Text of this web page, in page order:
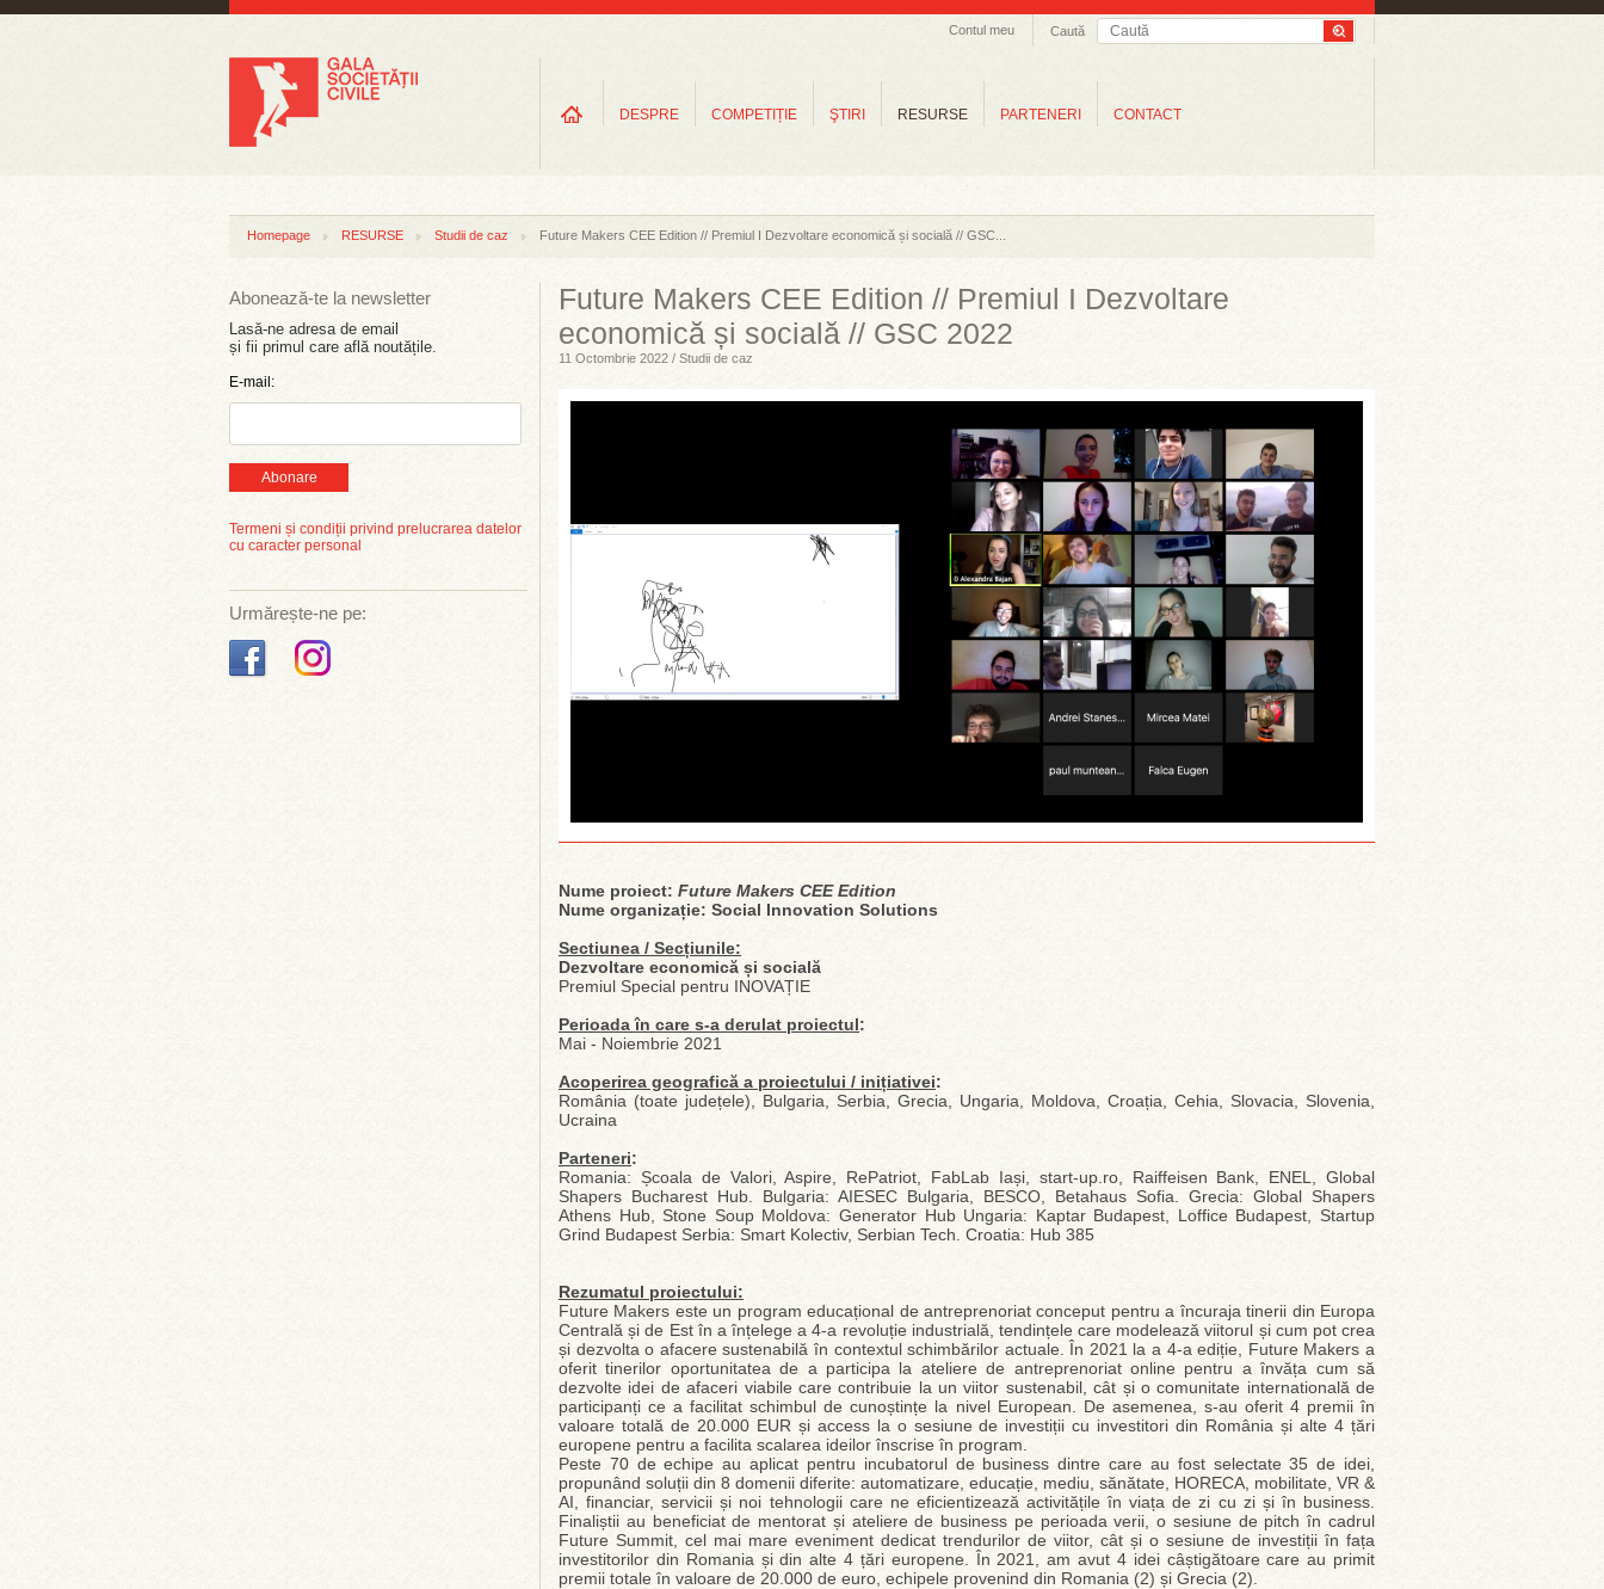
Caută
Contul meu
DESPRE COMPETIȚIE ŞTIRI RESURSE PARTENERI CONTACT
Homepage RESURSE Studii de caz Future Makers CEE Edition // Premiul I Dezvoltare economică și socială // GSC...
Abonează-te la newsletter
Lasă-ne adresa de email
și fii primul care află noutățile.
E-mail:
Abonare
Termeni și condiții privind prelucrarea datelor
cu caracter personal
Urmărește-ne pe:
Future Makers CEE Edition // Premiul I Dezvoltare
economică și socială // GSC 2022
11 Octombrie 2022 / Studii de caz
Nume proiect: Future Makers CEE Edition
Nume organizație: Social Innovation Solutions
Sectiunea / Secțiunile:
Dezvoltare economică și socială
Premiul Special pentru INOVAȚIE
Perioada în care s-a derulat proiectul:
Mai - Noiembrie 2021
Acoperirea geografică a proiectului / inițiativei:
România (toate județele), Bulgaria, Serbia, Grecia, Ungaria, Moldova, Croația, Cehia, Slovacia, Slovenia,
Ucraina
Parteneri:
Romania: Școala de Valori, Aspire, RePatriot, FabLab Iași, start-up.ro, Raiffeisen Bank, ENEL, Global
Shapers Bucharest Hub. Bulgaria: AIESEC Bulgaria, BESCO, Betahaus Sofia. Grecia: Global Shapers
Athens Hub, Stone Soup Moldova: Generator Hub Ungaria: Kaptar Budapest, Loffice Budapest, Startup
Grind Budapest Serbia: Smart Kolectiv, Serbian Tech. Croatia: Hub 385
Rezumatul proiectului:
Future Makers este un program educațional de antreprenoriat conceput pentru a încuraja tinerii din Europa
Centrală și de Est în a înțelege a 4-a revoluție industrială, tendințele care modelează viitorul și cum pot crea
și dezvolta o afacere sustenabilă în contextul schimbărilor actuale. În 2021 la a 4-a ediție, Future Makers a
oferit tinerilor oportunitatea de a participa la ateliere de antreprenoriat online pentru a învăța cum să
dezvolte idei de afaceri viabile care contribuie la un viitor sustenabil, cât și o comunitate internatională de
participanți ce a facilitat schimbul de cunoștințe la nivel European. De asemenea, s-au oferit 4 premii în
valoare totală de 20.000 EUR și access la o sesiune de investiții cu investitori din România și alte 4 țări
europene pentru a facilita scalarea ideilor înscrise în program.
Peste 70 de echipe au aplicat pentru incubatorul de business dintre care au fost selectate 35 de idei,
propunând soluții din 8 domenii diferite: automatizare, educație, mediu, sănătate, HORECA, mobilitate, VR &
AI, financiar, servicii și noi tehnologii care ne eficientizează activitățile în viața de zi cu zi și în business.
Finaliștii au beneficiat de mentorat și ateliere de business pe perioada verii, o sesiune de pitch în cadrul
Future Summit, cel mai mare eveniment dedicat trendurilor de viitor, cât și o sesiune de investiții în fața
investitorilor din Romania și din alte 4 țări europene. În 2021, am avut 4 idei câștigătoare care au primit
premii totale în valoare de 20.000 de euro, echipele provenind din Romania (2) și Grecia (2).